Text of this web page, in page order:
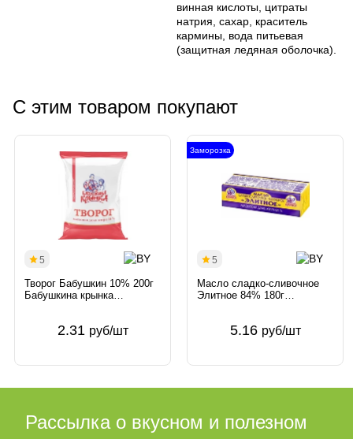
винная кислоты, цитраты
натрия, сахар, краситель
кармины, вода питьевая
(защитная ледяная оболочка).
С этим товаром покупают
5
Творог Бабушкин 10% 200г
Бабушкина крынка
2.31 руб/шт
Заморозка
5
Масло сладко-сливочное
Элитное 84% 180г
5.16 руб/шт
Рассылка о вкусном и полезном